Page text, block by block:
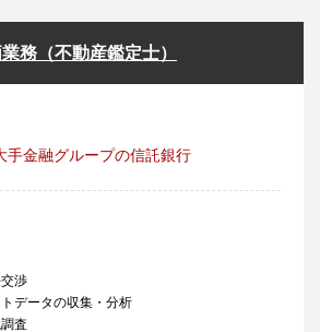
務（不動産鑑定士）
手金融グループの信託銀行
渉
データの収集・分析
査